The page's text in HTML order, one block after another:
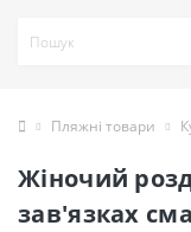
Пляжні товари
Жіночий
зав'язках